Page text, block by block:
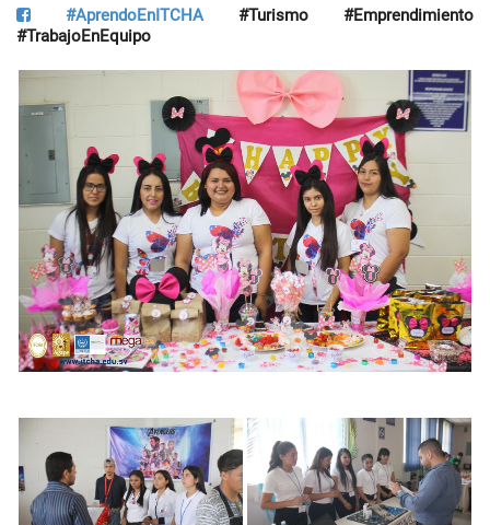
#AprendoEnITCHA#Turismo #Emprendimiento
#TrabajoEnEquipo